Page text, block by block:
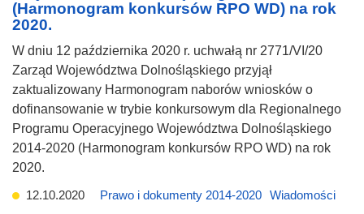
(Harmonogram konkursów RPO WD) na rok
2020.
W dniu 12 października 2020 r. uchwałą nr 2771/VI/20
Zarząd Województwa Dolnośląskiego przyjął
zaktualizowany Harmonogram naborów wniosków o
dofinansowanie w trybie konkursowym dla Regionalnego
Programu Operacyjnego Województwa Dolnośląskiego
2014-2020 (Harmonogram konkursów RPO WD) na rok
2020.
12.10.2020
Prawo i dokumenty 2014-2020 Wiadomości